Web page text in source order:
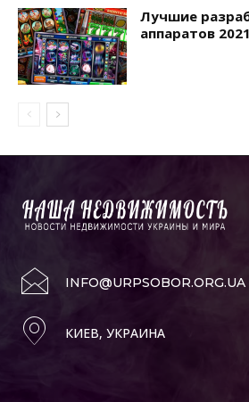
Лучшие
аппаратов
INFO@URPSOBOR.ORG.UA
КИЕВ, УКРАИНА